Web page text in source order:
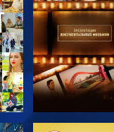
ПЕРЕДАЧИ